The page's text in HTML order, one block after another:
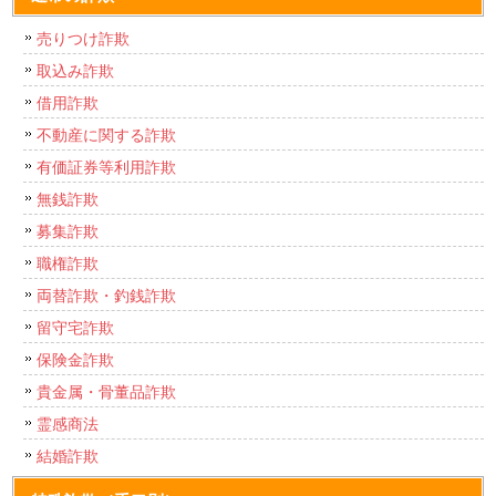
売りつけ詐欺
取込み詐欺
借用詐欺
不動産に関する詐欺
有価証券等利用詐欺
無銭詐欺
募集詐欺
職権詐欺
両替詐欺・釣銭詐欺
留守宅詐欺
保険金詐欺
貴金属・骨董品詐欺
霊感商法
結婚詐欺